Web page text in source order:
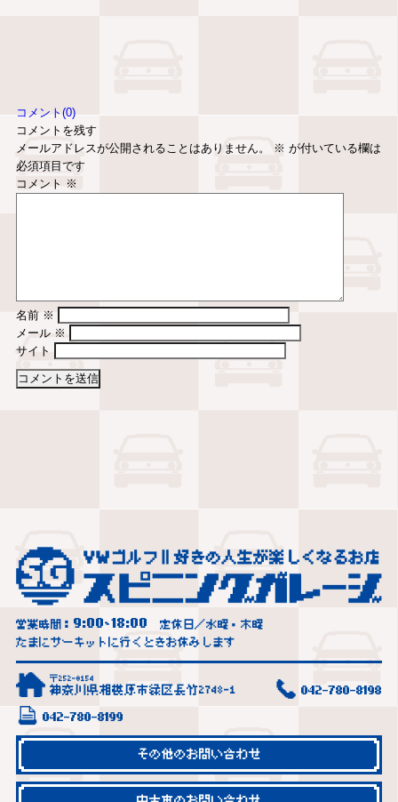
コメント(0)
コメントを残す
メールアドレスが公開されることはありません。
※ が付いている欄は
必須項目です
コメント ※
名前 ※
メール ※
サイト
営業時間： 9:00~18:00
定休日／水曜・木曜
たまにサーキットに行くときお休みします
〒252-0154
神奈川県相模原市緑区長竹2748-1 042-780-8198
042-780-8199
その他のお問い合わせ